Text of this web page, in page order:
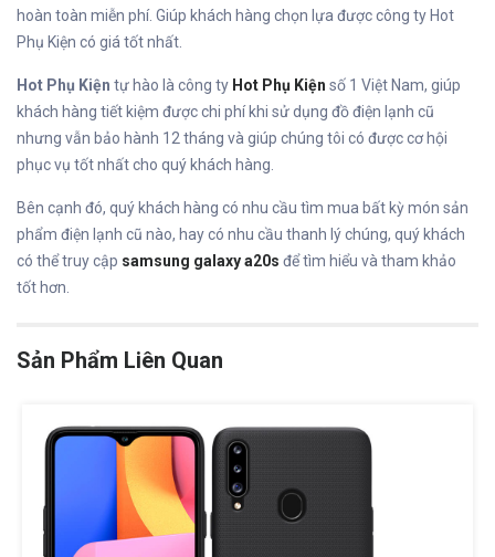
hoàn toàn miễn phí. Giúp khách hàng chọn lựa được công ty Hot
Phụ Kiện có giá tốt nhất.
Hot Phụ Kiện tự hào là công ty Hot Phụ Kiện số 1 Việt Nam, giúp
khách hàng tiết kiệm được chi phí khi sử dụng đồ điện lạnh cũ
nhưng vẫn bảo hành 12 tháng và giúp chúng tôi có được cơ hội
phục vụ tốt nhất cho quý khách hàng.
Bên cạnh đó, quý khách hàng có nhu cầu tìm mua bất kỳ món sản
phẩm điện lạnh cũ nào, hay có nhu cầu thanh lý chúng, quý khách
có thể truy cập samsung galaxy a20s để tìm hiểu và tham khảo
tốt hơn.
Sản Phẩm Liên Quan